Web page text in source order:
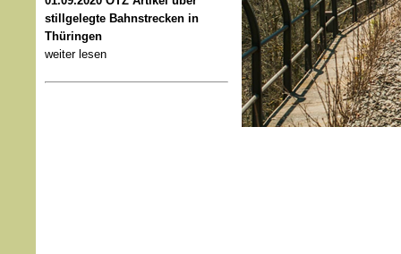
stillgelegte Bahnstrecken in
Thüringen
weiter lesen